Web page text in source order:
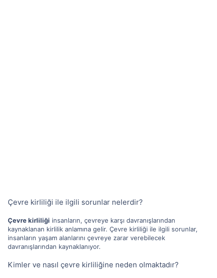
Çevre kirliliği ile ilgili sorunlar nelerdir?
Çevre kirliliği insanların, çevreye karşı davranışlarından
kaynaklanan kirlilik anlamına gelir. Çevre kirliliği ile ilgili sorunlar,
insanların yaşam alanlarını çevreye zarar verebilecek
davranışlarından kaynaklanıyor.
Kimler ve nasıl çevre kirliliğine neden olmaktadır?